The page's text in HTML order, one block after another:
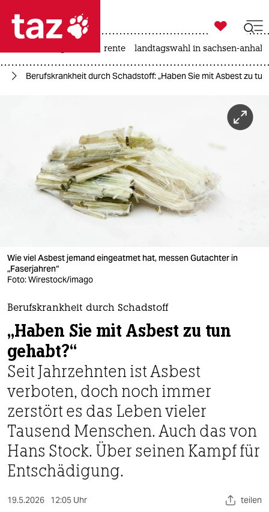
 taz zahl ich
taz zahl ich
gesellschaft
berlin
wahrheit
verlag
verlag
veranstaltungen
shop
fragen & hilfe
unterstützen
abo

taz zahl ich
rente landtagswahl in sachsen-anhalt
Berufskrankheit durch Schadstoff: „Haben Sie mit Asbest zu tun
Wie viel Asbest jemand eingeatmet hat, messen Gutachter in
„Faserjahren“
Foto: Wirestock/imago
Berufskrankheit durch Schadstoff
„Haben Sie mit Asbest zu tun
gehabt?“
Seit Jahrzehnten ist Asbest
verboten, doch noch immer
zerstört es das Leben vieler
Tausend Menschen. Auch das von
Hans Stock. Über seinen Kampf für
Entschädigung.
19.5.2026 12:05 Uhr teilen